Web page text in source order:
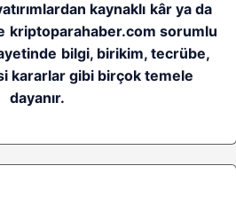
kaynaklı kâr ya da
kriptoparahaber.com sorumlu
bilgi, birikim, tecrübe,
kararlar gibi birçok temele
dayanır.